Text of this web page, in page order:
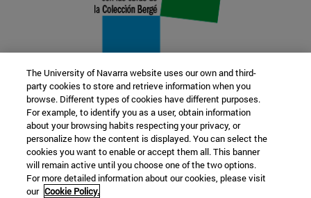
22 SEP
FUNCIÓN Y FICCIÓN. Varios artistas
Más información
The University of Navarra website uses our own and third-
party cookies to store and retrieve information when you
browse. Different types of cookies have different purposes.
For example, to identify you as a user, obtain information
about your browsing habits respecting your privacy, or
personalize how the content is displayed. You can select the
cookies you want to enable or accept them all. This banner
will remain active until you choose one of the two options.
For more detailed information about our cookies, please visit
our Cookie Policy.